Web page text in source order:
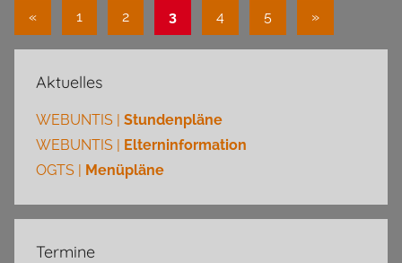
Seitennummerierung
der
Beiträge
«Vorherige
Beiträge
1 2 3 4 5
Nächste
Beiträge
»
Aktuelles
WEBUNTIS | Stundenpläne
WEBUNTIS | Elterninformation
OGTS | Menüpläne
Termine